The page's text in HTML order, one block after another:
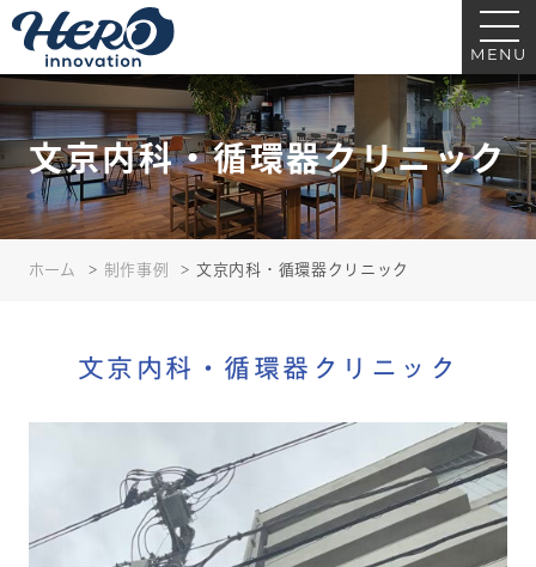
MENU
文京内科・循環器クリニック
文京内科・循環器クリニック｜ヒーローイノベーション｜医療・クリニッ
ホーム 制作事例 文京内科・循環器クリニック
文京内科・循環器クリニック